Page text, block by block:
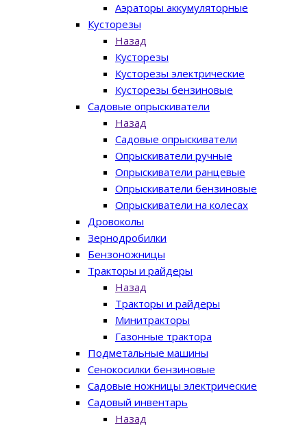
Аэраторы аккумуляторные
Кусторезы
Назад
Кусторезы
Кусторезы электрические
Кусторезы бензиновые
Садовые опрыскиватели
Назад
Садовые опрыскиватели
Опрыскиватели ручные
Опрыскиватели ранцевые
Опрыскиватели бензиновые
Опрыскиватели на колесах
Дровоколы
Зернодробилки
Бензоножницы
Тракторы и райдеры
Назад
Тракторы и райдеры
Минитракторы
Газонные трактора
Подметальные машины
Сенокосилки бензиновые
Садовые ножницы электрические
Садовый инвентарь
Назад